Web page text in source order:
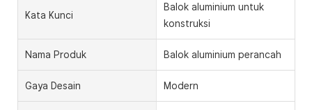
Kata Kunci
Balok aluminium untuk
konstruksi
Nama Produk Balok aluminium perancah
Gaya Desain Modern